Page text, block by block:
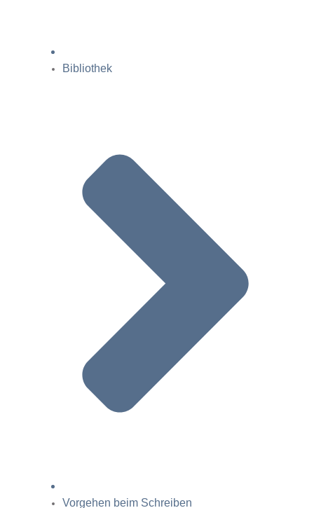
Bibliothek
Vorgehen beim Schreiben